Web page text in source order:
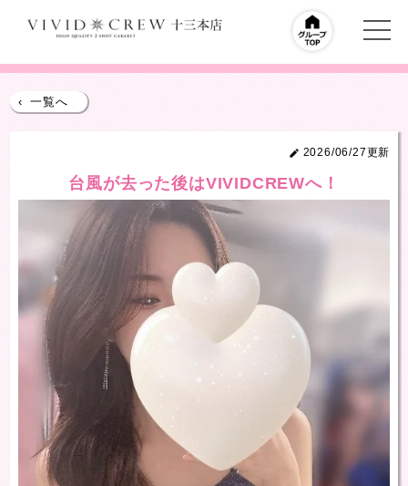
‹ 一覧へ
2026/06/27更新
台風が去った後はVIVIDCREWへ！